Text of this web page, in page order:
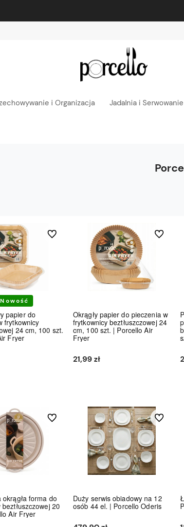
i Organizacja Jadalnia i Serwowanie
Nowość
papier do
frytkownicy
24 cm, 100 szt.
Fryer
Do ulubionych
Okrągły papier do pieczenia w
frytkownicy beztłuszczowej 24
cm, 100 szt. | Porcello Air
Fryer
21,99 zł
Do
okrągła forma do
20
Air Fryer
Do ulubionych
Duży serwis obiadowy na 12
osób 44 el. | Porcello Oderis
Do